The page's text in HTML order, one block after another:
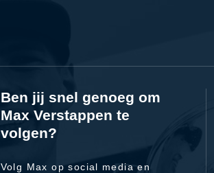
Ben jij snel genoeg om
Max Verstappen te
volgen?
Volg Max op social media en